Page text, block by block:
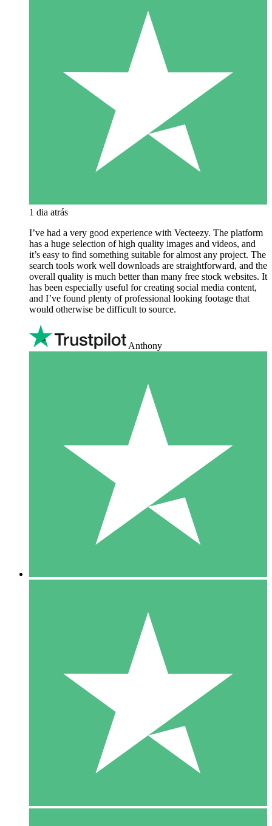
1 dia atrás
I’ve had a very good experience with Vecteezy. The platform
has a huge selection of high quality images and videos, and
it’s easy to find something suitable for almost any project. The
search tools work well downloads are straightforward, and the
overall quality is much better than many free stock websites. It
has been especially useful for creating social media content,
and I’ve found plenty of professional looking footage that
would otherwise be difficult to source.
Anthony